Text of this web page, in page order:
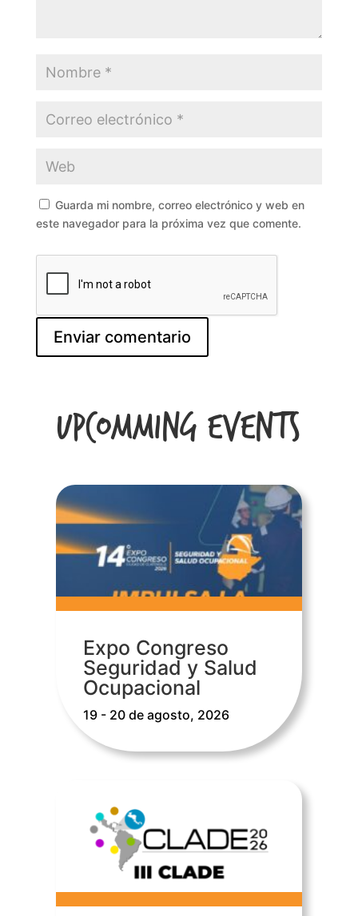
Guarda mi nombre, correo electrónico y web en
este navegador para la próxima vez que comente.
Upcomming Events
Expo Congreso
Seguridad y Salud
Ocupacional
19 - 20 de agosto, 2026